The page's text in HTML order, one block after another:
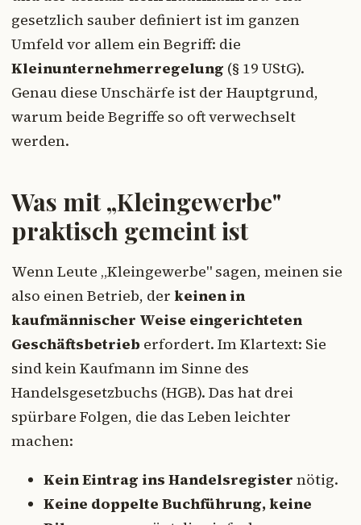
gesetzlich sauber definiert ist im ganzen
Umfeld vor allem ein Begriff: die
Kleinunternehmerregelung (§ 19 UStG).
Genau diese Unschärfe ist der Hauptgrund,
warum beide Begriffe so oft verwechselt
werden.
Was mit „Kleingewerbe"
praktisch gemeint ist
Wenn Leute „Kleingewerbe" sagen, meinen sie
also einen Betrieb, der keinen in
kaufmännischer Weise eingerichteten
Geschäftsbetrieb erfordert. Im Klartext: Sie
sind kein Kaufmann im Sinne des
Handelsgesetzbuchs (HGB). Das hat drei
spürbare Folgen, die das Leben leichter
machen:
Kein Eintrag ins Handelsregister nötig.
Keine doppelte Buchführung, keine